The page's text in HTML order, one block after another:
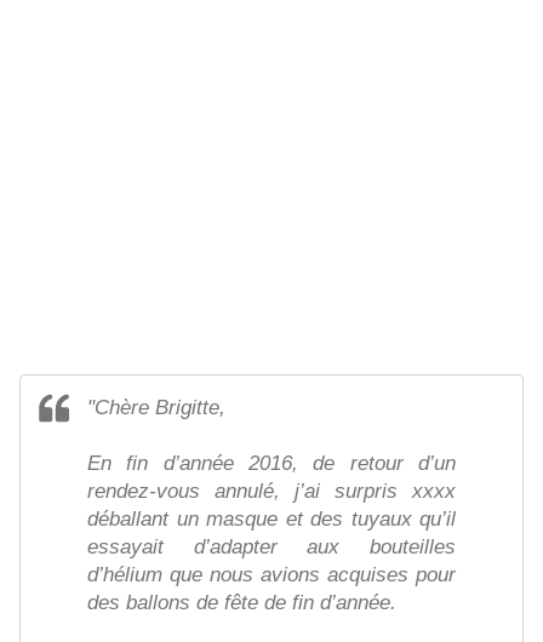
"Chère Brigitte,
En fin d’année 2016, de retour d’un
rendez-vous annulé, j’ai surpris xxxx
déballant un masque et des tuyaux qu’il
essayait d’adapter aux bouteilles
d’hélium que nous avions acquises pour
des ballons de fête de fin d’année.